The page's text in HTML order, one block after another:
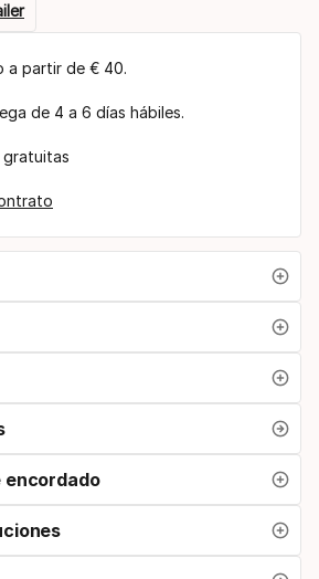
a partir de € 40.
de 4 a 6 días hábiles.
gratuitas
encordado